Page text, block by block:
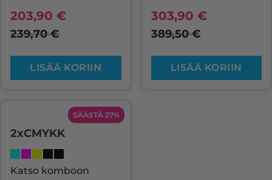
203,90 €
239,70€
LISÄÄ KORIIN
303,90 €
389,50€
LISÄÄ KORIIN
SÄÄSTÄ 27%
2xCMYKK
Katso komboon